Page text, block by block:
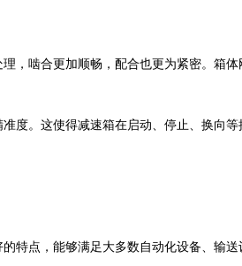
啮合更加顺畅，配合也更为紧密。箱体
。这使得减速箱在启动、停止、换向等
点，能够满足大多数自动化设备、输送